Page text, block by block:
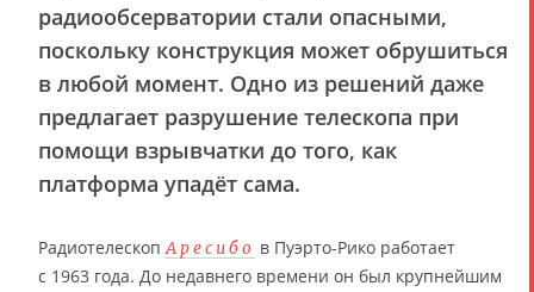
радиообсерватории стали опасными,
поскольку конструкция может обрушиться
в любой момент. Одно из решений даже
предлагает разрушение телескопа при
помощи взрывчатки до того, как
платформа упадёт сама.
РадиотелескопАресибо в Пуэрто-Рико работает
с 1963 года. До недавнего времени он был крупнейшим